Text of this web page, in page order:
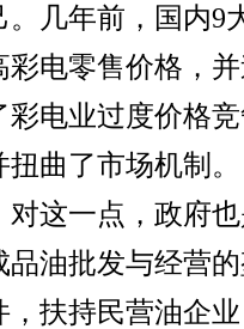
。几年前，国内9
彩电零售价格，
彩电业过度价格
扭曲了市场机制。
这一点，政府也
品油批发与经营
，扶持民营油企